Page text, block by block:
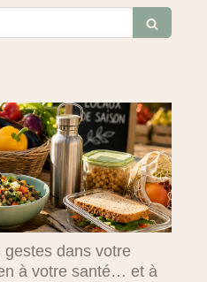
dans votre
à votre santé… et à